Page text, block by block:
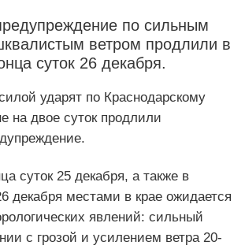
по сильным
ветром продлили в
суток 26 декабря.
ударят по Краснодарскому
на двое суток продлили
суток 25 декабря, а также в
декабря местами в крае ожидается
явлений: сильный
с грозой и усилением ветра 20-